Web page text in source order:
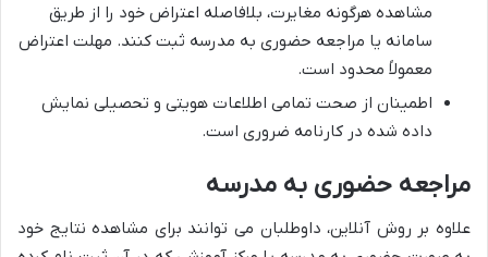
مشاهده هرگونه مغایرت، بلافاصله اعتراض خود را از طریق
سامانه یا مراجعه حضوری به مدرسه ثبت کنند. مهلت اعتراض
معمولاً محدود است.
اطمینان از صحت تمامی اطلاعات هویتی و تحصیلی نمایش
داده شده در کارنامه ضروری است.
مراجعه حضوری به مدرسه
علاوه بر روش آنلاین، داوطلبان می توانند برای مشاهده نتایج خود